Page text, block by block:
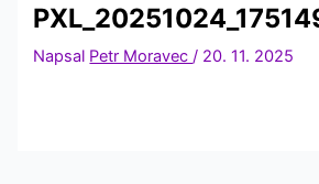
Napsal Petr Moravec / 20. 11. 2025